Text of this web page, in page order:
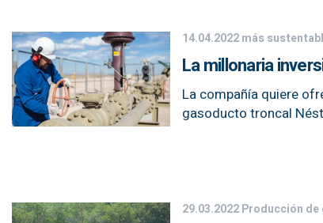
14.04.2022más
La millonaria
La compañía quiere
gasoducto troncal
29.03.2022Producción de